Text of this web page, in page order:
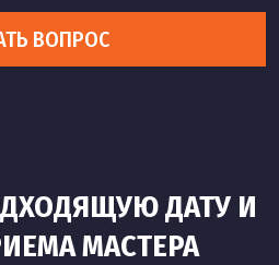
ВОПРОС
ДАТУ И
МАСТЕРА